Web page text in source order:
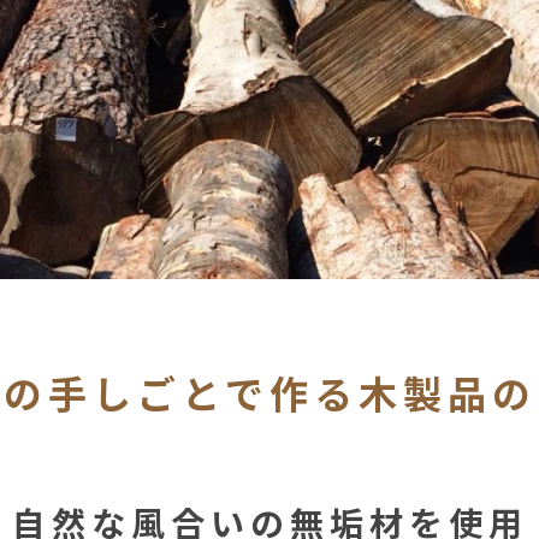
手しごとで作る木製品
自然な風合いの無垢材を使用